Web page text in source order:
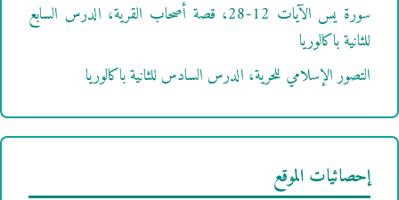
سورة يس الآيات 12-28، قصة أصحاب القرية، الدرس السابع
للثانية باكالوريا
التصور الإسلامي للحرية، الدرس السادس للثانية باكالوريا
إحصائيات الموقع